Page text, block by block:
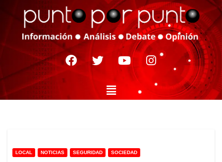
LOCAL NOTICIAS SEGURIDAD SOCIEDAD